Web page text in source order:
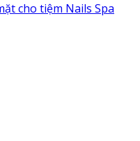
cho tiệm Nails Spa